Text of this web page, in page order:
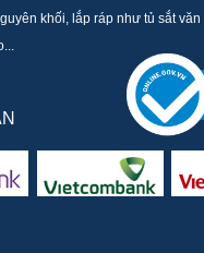
khối, lắp ráp như tủ sắt